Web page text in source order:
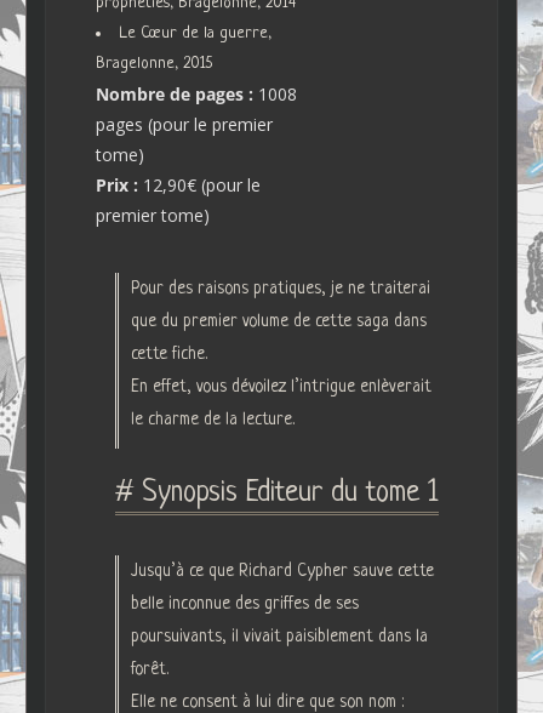
Le Cœur de la guerre,
Bragelonne, 2015
Nombre de pages : 1008
pages (pour le premier
tome)
Prix : 12,90€ (pour le
premier tome)
Pour des raisons pratiques, je ne traiterai
que du premier volume de cette saga dans
cette fiche.
En effet, vous dévoilez l’intrigue enlèverait
le charme de la lecture.
# Synopsis Editeur du tome 1
Jusqu’à ce que Richard Cypher sauve cette
belle inconnue des griffes de ses
poursuivants, il vivait paisiblement dans la
forêt.
Elle ne consent à lui dire que son nom :